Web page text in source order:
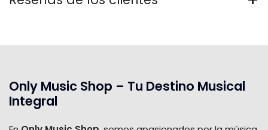
Only Music Shop – Tu Destino Musical
Integral